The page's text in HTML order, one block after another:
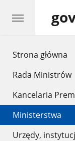
Strona główna
Rada Ministrów
Kancelaria
Ministerstwa
Urzędy,